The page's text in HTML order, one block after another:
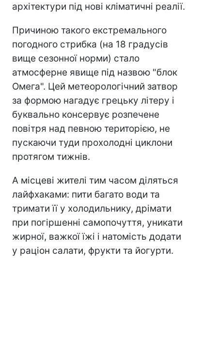
архітектури під нові кліматичні реалії.
Причиною такого екстремального
погодного стрибка (на 18 градусів
вище сезонної норми) стало
атмосферне явище під назвою "блок
Омега". Цей метеорологічний затвор
за формою нагадує грецьку літеру і
буквально консервує розпечене
повітря над певною територією, не
пускаючи туди прохолодні циклони
протягом тижнів.
А місцеві жителі тим часом діляться
лайфхаками: пити багато води та
тримати її у холодильнику, дрімати
при погіршенні самопочуття, уникати
жирної, важкої їжі і натомість додати
у раціон салати, фрукти та йогурти.